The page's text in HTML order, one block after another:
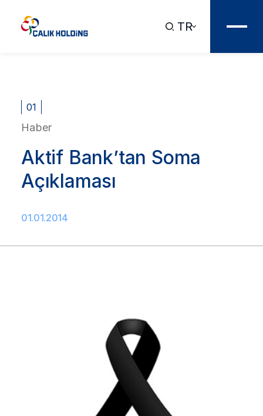
TR
01
Haber
Aktif Bank’tan Soma
Açıklaması
01.01.2014